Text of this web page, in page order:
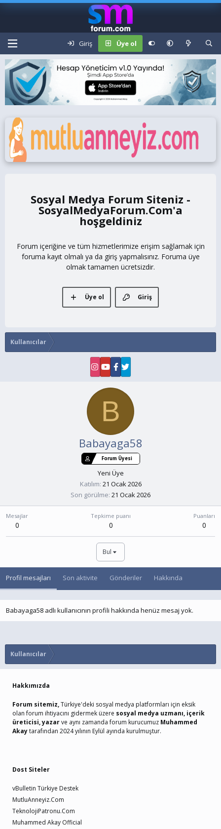
Giriş Üye ol
Sosyal Medya Forum Siteniz -
SosyalMedyaForum.Com
Forum içeriğine ve tüm hizmetlerimize erişim sağlamak için
foruma kayıt olmalı ya da giriş yapmalısınız. Foruma üye
olmak tamamen ücretsizdir.
Giriş
Üye ol
Kullanıcılar
B
Babayaga58
Forum Üyesi
Yeni Üye
Katılım 21 Ocak 2026
Son görülme 21 Ocak 2026
Mesajlar
0
Tepkime puanı
0
Puanları
0
Bul
Profil mesajları Son aktivite Gönderiler Hakkında
Babayaga58 adlı kullanıcının profili hakkında henüz mesaj yok.
Kullanıcılar
Hakkımızda
Forum sitemiz,Türkiye'deki sosyal medya platformları için eksik
olan forum ihtiyacını gidermek üzere sosyal medya uzmanı, içerik
üreticisi, yazarve aynı zamanda forum kurucumuz Muhammed
Akaytarafından 2024 yılının Eylül ayında kurulmuştur.
Dost Siteler
vBulletin Türkiye Destek
MutluAnneyiz.Com
TeknolojiPatronu.Com
Muhammed Akay Official